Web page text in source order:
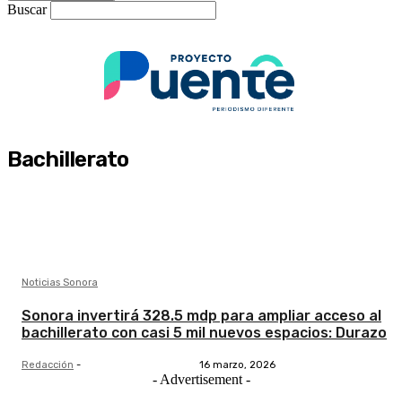
Buscar
Bachillerato
Noticias Sonora
Sonora invertirá 328.5 mdp para ampliar acceso al
bachillerato con casi 5 mil nuevos espacios: Durazo
Redacción - 16 marzo, 2026
- Advertisement -